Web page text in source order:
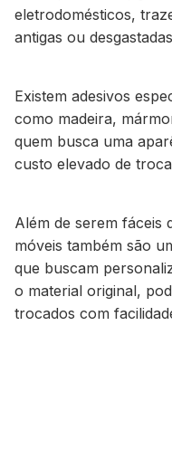
eletrodomésticos,
antigas ou
Existem adesivos
como madeira,
quem busca uma
custo elevado de
Além de serem fáceis
móveis também são
que buscam
o material original,
trocados com